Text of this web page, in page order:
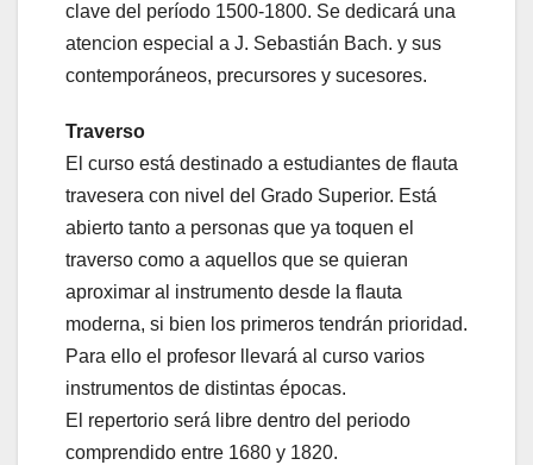
clave del período 1500-1800. Se dedicará una
atencion especial a J. Sebastián Bach. y sus
contemporáneos, precursores y sucesores.
Traverso
El curso está destinado a estudiantes de flauta
travesera con nivel del Grado Superior. Está
abierto tanto a personas que ya toquen el
traverso como a aquellos que se quieran
aproximar al instrumento desde la flauta
moderna, si bien los primeros tendrán prioridad.
Para ello el profesor llevará al curso varios
instrumentos de distintas épocas.
El repertorio será libre dentro del periodo
comprendido entre 1680 y 1820.